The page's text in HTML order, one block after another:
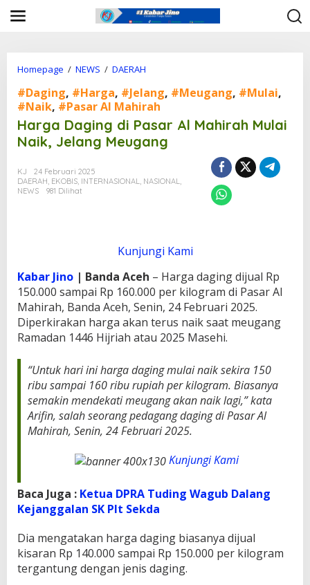
Homepage / NEWS / DAERAH
r
g
D
a
n
s
r
A
l
M
a
h
r
a
h
M
u
l
N
k
,
e
l
a
#Daging, #Harga, #Jelang, #Meugang, #Mulai,
#Naik, #Pasar Al Mahirah
Harga Daging di Pasar Al Mahirah Mulai
Naik, Jelang Meugang
KJ
24 Februari 2025
DAERAH, EKOBIS, INTERNASIONAL, NASIONAL,
NEWS
981 Dilihat
Kunjungi Kami
Kabar Jino | Banda Aceh – Harga daging dijual Rp
150.000 sampai Rp 160.000 per kilogram di Pasar Al
Mahirah, Banda Aceh, Senin, 24 Februari 2025.
Diperkirakan harga akan terus naik saat meugang
Ramadan 1446 Hijriah atau 2025 Masehi.
“Untuk hari ini harga daging mulai naik sekira 150
ribu sampai 160 ribu rupiah per kilogram. Biasanya
semakin mendekati meugang akan naik lagi,” kata
Arifin, salah seorang pedagang daging di Pasar Al
Mahirah, Senin, 24 Februari 2025.
Kunjungi Kami
Baca Juga : Ketua DPRA Tuding Wagub Dalang
Kejanggalan SK Plt Sekda
Dia mengatakan harga daging biasanya dijual
kisaran Rp 140.000 sampai Rp 150.000 per kilogram
tergantung dengan jenis daging.